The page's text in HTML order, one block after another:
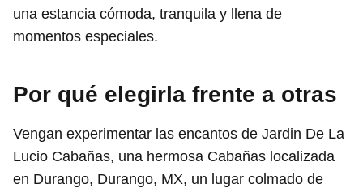
una estancia cómoda, tranquila y llena de
momentos especiales.
Por qué elegirla frente a otras
Vengan experimentar las encantos de Jardin De La
Lucio Cabañas, una hermosa Cabañas localizada
en Durango, Durango, MX, un lugar colmado de